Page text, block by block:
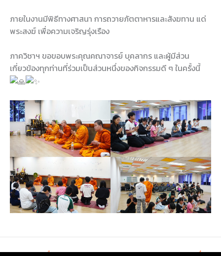
ภายในงานมีพิธีทางศาสนา การถวายภัตตาหารและสังฆทาน แด่
พระสงฆ์ เพื่อความเจริญรุ่งเรือง
ภาควิชาฯ ขอขอบพระคุณคณาจารย์ บุคลากร และผู้มีส่วน
เกี่ยวข้องทุกท่านที่ร่วมเป็นส่วนหนึ่งของกิจกรรมดี ๆ ในครั้งนี้